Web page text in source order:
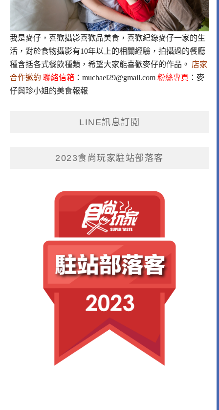
我是麥仔，喜歡攝影喜歡品美食，喜歡紀錄麥仔一家的生
活，對於食物攝影有10年以上的相關經驗，拍攝過的餐廳
種含括各式餐飲種類，希望大家能喜歡麥仔的作品。 店家
合作邀約 聯絡信箱 ： muchael29@gmail.com 粉絲專頁 ： 麥
仔與珍小姐的美食報報
LINE訊息訂閱
2023食尚玩家駐站部落客